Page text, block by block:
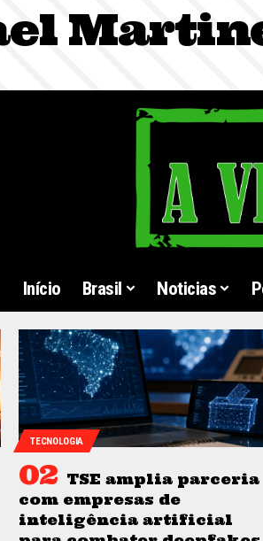
Início Brasil Noticias
TECNOLOGIA
TSE amplia parceria
com empresas de
inteligência artificial